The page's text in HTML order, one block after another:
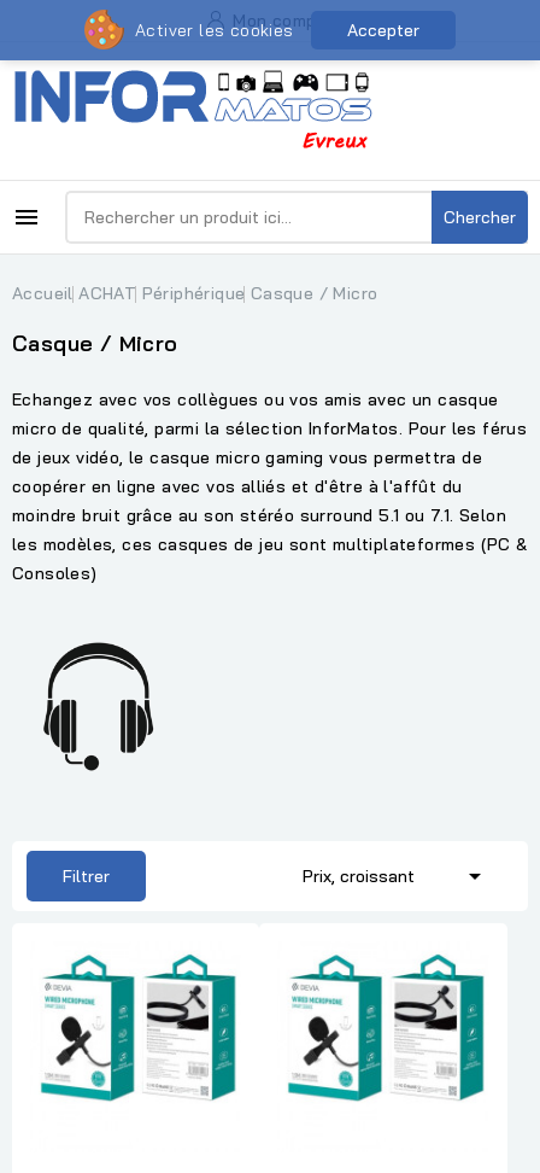
Mon compte
 Chercher
Accueil ACHAT Périphérique Casque / Micro
Casque / Micro
Echangez avec vos collègues ou vos amis avec un casque
micro de qualité, parmi la sélection InforMatos. Pour les férus
de jeux vidéo, le casque micro gaming vous permettra de
coopérer en ligne avec vos alliés et d'être à l'affût du
moindre bruit grâce au son stéréo surround 5.1 ou 7.1. Selon
les modèles, ces casques de jeu sont multiplateformes (PC &
Consoles)
Filtrer Prix, croissant 
Activer les cookies Accepter